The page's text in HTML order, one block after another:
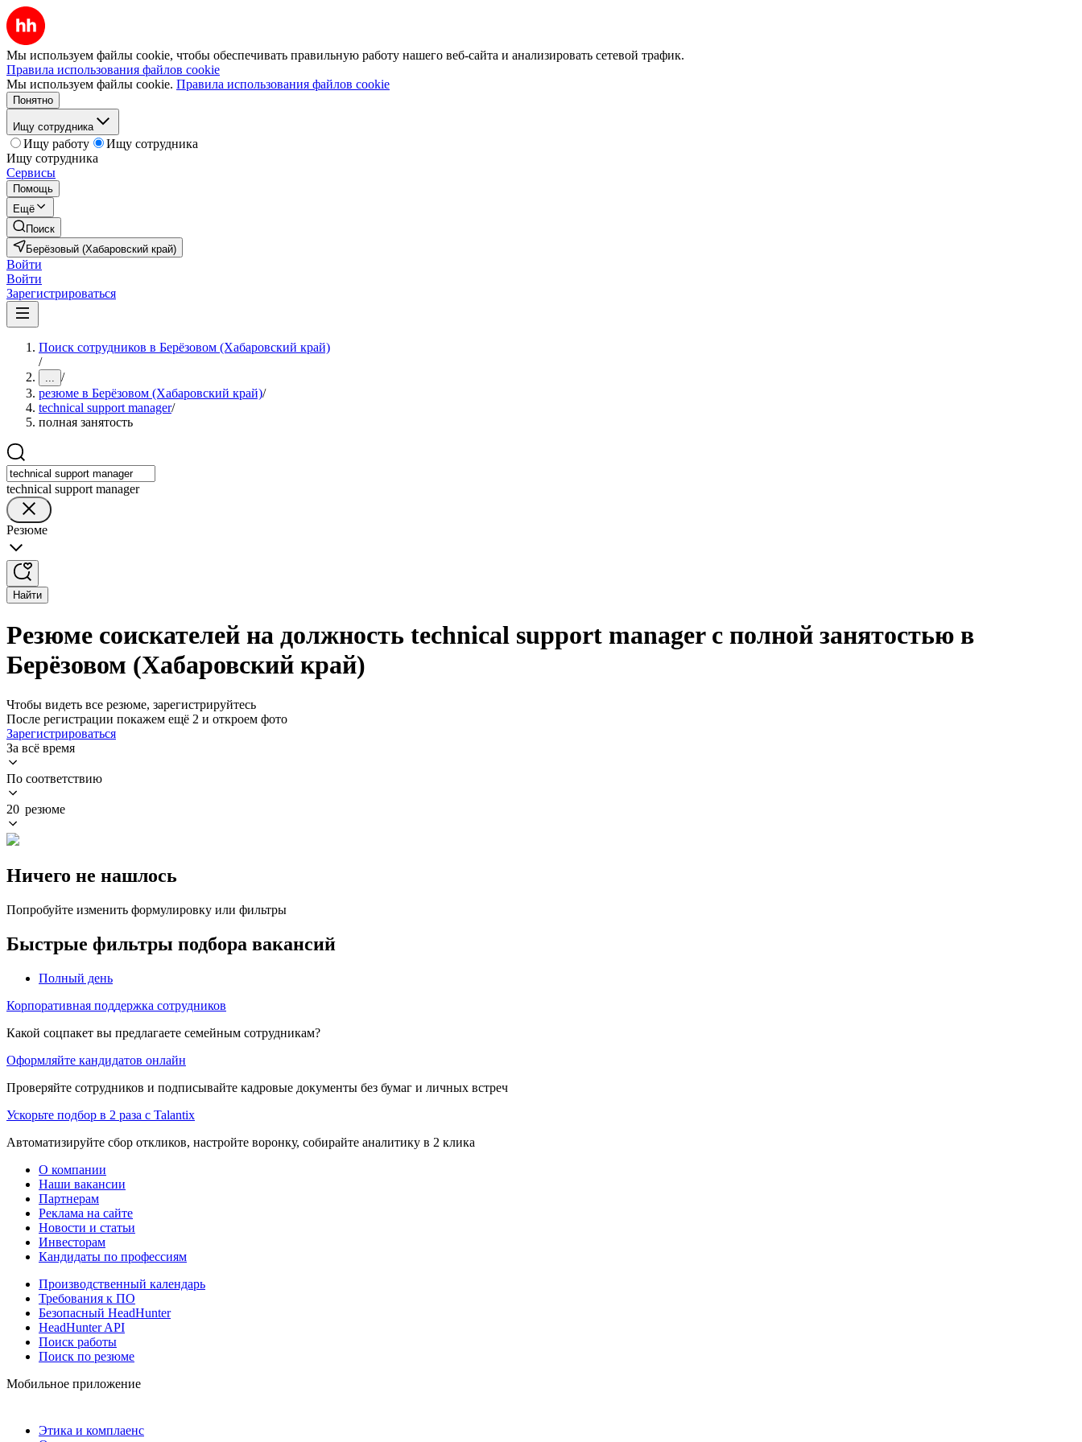
Мы используем файлы cookie, чтобы обеспечивать правильную работу нашего веб-сайта и анализировать сетевой трафик.
Правила использования файлов cookie
Мы используем файлы cookie. Правила использования файлов cookie
Понятно
Ищу сотрудника
Ищу работу
Ищу сотрудника
Ищу сотрудника
Сервисы
Помощь
Ещё
Поиск
Берёзовый (Хабаровский край)
Войти
Войти
Зарегистрироваться
Поиск сотрудников в Берёзовом (Хабаровский край)
/
... /
резюме в Берёзовом (Хабаровский край)/
technical support manager/
полная занятость
technical support manager
Резюме
Найти
Резюме соискателей на должность technical support manager с полной занятостью в
Берёзовом (Хабаровский край)
Чтобы видеть все резюме, зарегистрируйтесь
После регистрации покажем ещё 2 и откроем фото
Зарегистрироваться
За всё время
По соответствию
20 резюме
Ничего не нашлось
Попробуйте изменить формулировку или фильтры
Быстрые фильтры подбора вакансий
Полный день
Корпоративная поддержка сотрудников
Какой соцпакет вы предлагаете семейным сотрудникам?
Оформляйте кандидатов онлайн
Проверяйте сотрудников и подписывайте кадровые документы без бумаг и личных встреч
Ускорьте подбор в 2 раза с Talantix
Автоматизируйте сбор откликов, настройте воронку, собирайте аналитику в 2 клика
О компании
Наши вакансии
Партнерам
Реклама на сайте
Новости и статьи
Инвесторам
Кандидаты по профессиям
Производственный календарь
Требования к ПО
Безопасный HeadHunter
HeadHunter API
Поиск работы
Поиск по резюме
Мобильное приложение
Этика и комплаенс